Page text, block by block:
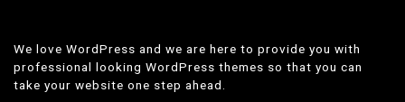
We love WordPress and we are here to provide you with
professional looking WordPress themes so that you can
take your website one step ahead.